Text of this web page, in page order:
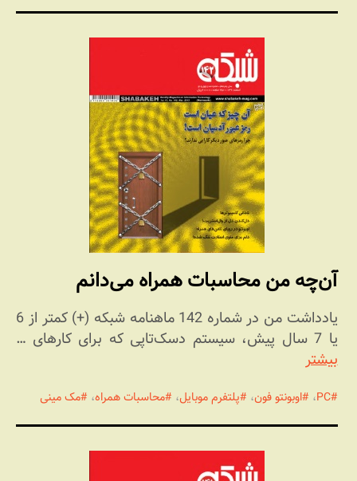
آن‌چه من محاسبات همراه می‌دانم
یادداشت من در شماره 142 ماهنامه شبکه (+) کمتر از 6
یا 7 سال پیش، سیستم دسک‌تاپی که برای کارهای …
بیشتر
PC، اوبونتو فون، پلتفرم موبایل، محاسبات همراه، مک مینی